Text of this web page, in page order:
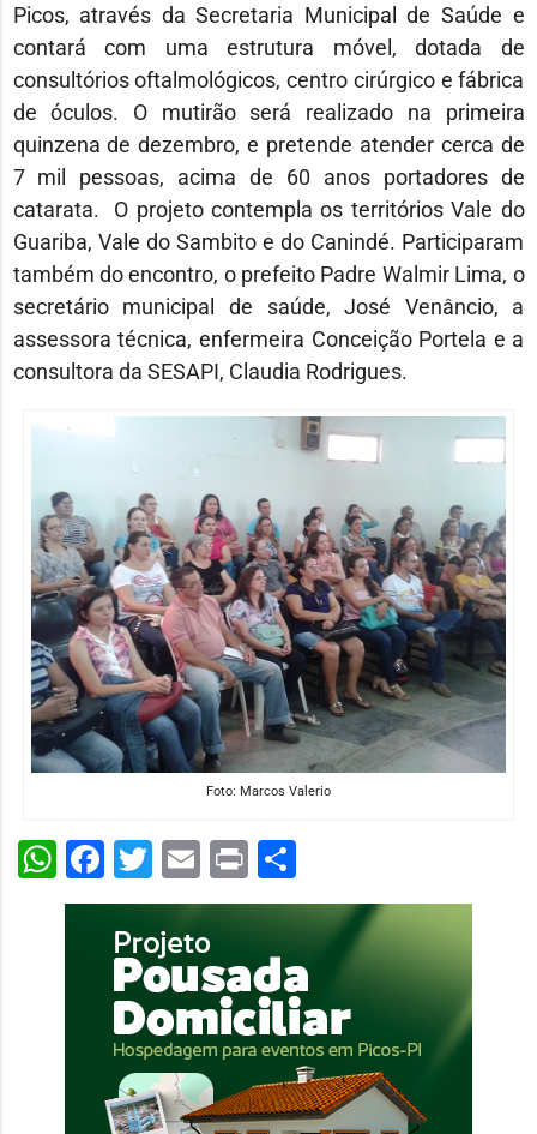
Picos, através da Secretaria Municipal de Saúde e
contará com uma estrutura móvel, dotada de
consultórios oftalmológicos, centro cirúrgico e fábrica
de óculos. O mutirão será realizado na primeira
quinzena de dezembro, e pretende atender cerca de
7 mil pessoas, acima de 60 anos portadores de
catarata. O projeto contempla os territórios Vale do
Guariba, Vale do Sambito e do Canindé. Participaram
também do encontro, o prefeito Padre Walmir Lima, o
secretário municipal de saúde, José Venâncio, a
assessora técnica, enfermeira Conceição Portela e a
consultora da SESAPI, Claudia Rodrigues.
Foto: Marcos Valerio
WhatsApp
Facebook
Twitter
Email
PrintShare